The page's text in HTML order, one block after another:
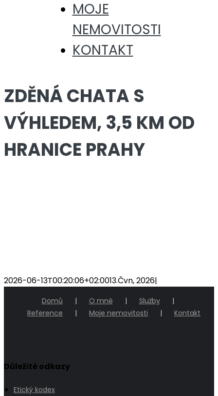
MOJE
NEMOVITOSTI
KONTAKT
ZDĚNÁ CHATA S
VÝHLEDEM, 3,5 KM OD
HRANICE PRAHY
2026-06-13T00:20:06+02:0013.Čvn, 2026|
Důležité odkazy
Etický kodex
Domů O mně
Služby
Reference
Moje nemovitosti Kontakt